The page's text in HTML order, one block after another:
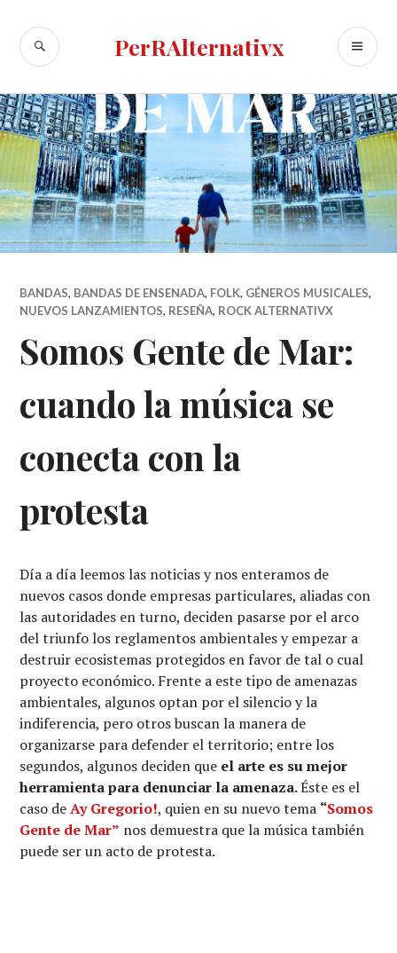
content
PerRAlternativx
SEARCH
BANDAS, BANDAS DE ENSENADA, FOLK, GÉNEROS MUSICALES,
NUEVOS LANZAMIENTOS, RESEÑA, ROCK ALTERNATIVX
Somos Gente de Mar:
cuando la música se
conecta con la
protesta
Día a día leemos las noticias y nos enteramos de
nuevos casos donde empresas particulares, aliadas con
las autoridades en turno, deciden pasarse por el arco
del triunfo los reglamentos ambientales y empezar a
destruir ecosistemas protegidos en favor de tal o cual
proyecto económico. Frente a este tipo de amenazas
ambientales, algunos optan por el silencio y la
indiferencia, pero otros buscan la manera de
organizarse para defender el territorio; entre los
segundos, algunos deciden que el arte es su mejor
herramienta para denunciar la amenaza.Éste es el
caso deAy Gregorio!, quien en su nuevo tema “Somos
Gente de Mar” nos demuestra que la música también
puede ser un acto de protesta.